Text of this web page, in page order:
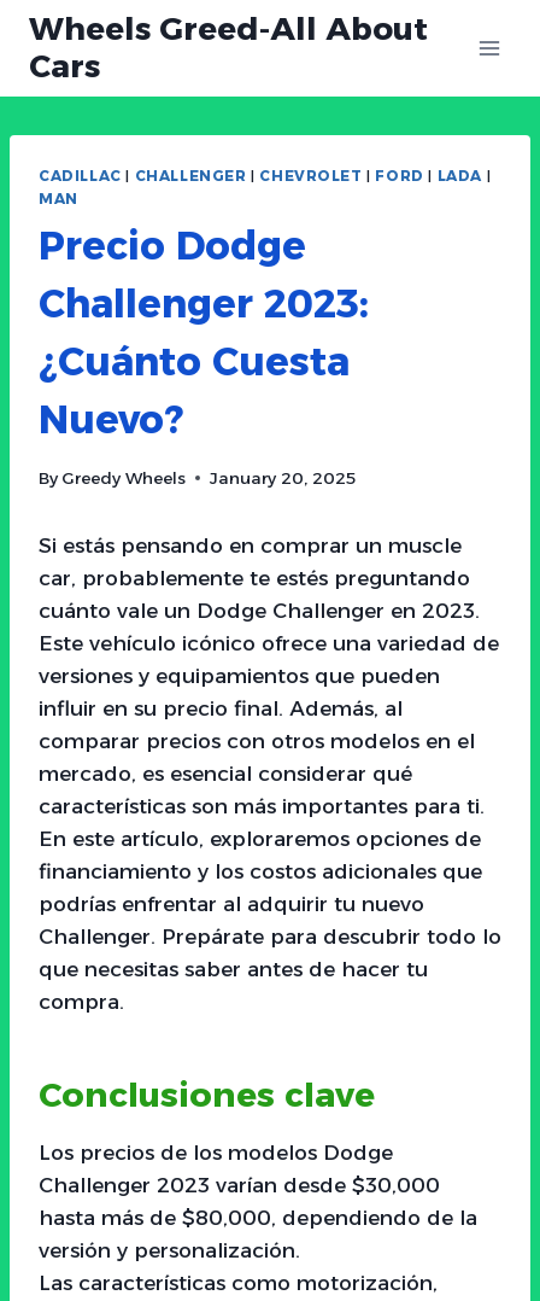
Skip
content
Wheels Greed-All About
Cars
CADILLAC | CHALLENGER | CHEVROLET | FORD | LADA |
MAN
Precio Dodge
Challenger 2023:
¿Cuánto Cuesta
Nuevo?
By Greedy Wheels January 20, 2025
Si estás pensando en comprar un muscle
car, probablemente te estés preguntando
cuánto vale un Dodge Challenger en 2023.
Este vehículo icónico ofrece una variedad de
versiones y equipamientos que pueden
influir en su precio final. Además, al
comparar precios con otros modelos en el
mercado, es esencial considerar qué
características son más importantes para ti.
En este artículo, exploraremos opciones de
financiamiento y los costos adicionales que
podrías enfrentar al adquirir tu nuevo
Challenger. Prepárate para descubrir todo lo
que necesitas saber antes de hacer tu
compra.
Conclusiones clave
Los precios de los modelos Dodge
Challenger 2023 varían desde $30,000
hasta más de $80,000, dependiendo de la
versión y personalización.
Las características como motorización,